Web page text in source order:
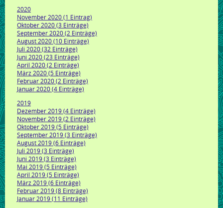
2020
November 2020 (1 Eintrag)
Oktober 2020 (3 Einträge)
September 2020 (2 Einträge)
August 2020 (10 Einträge)
Juli 2020 (32 Einträge)
Juni 2020 (23 Einträge)
April 2020 (2 Einträge)
März 2020 (5 Einträge)
Februar 2020 (2 Einträge)
Januar 2020 (4 Einträge)
2019
Dezember 2019 (4 Einträge)
November 2019 (2 Einträge)
Oktober 2019 (5 Einträge)
September 2019 (3 Einträge)
August 2019 (6 Einträge)
Juli 2019 (3 Einträge)
Juni 2019 (3 Einträge)
Mai 2019 (5 Einträge)
April 2019 (5 Einträge)
März 2019 (6 Einträge)
Februar 2019 (8 Einträge)
Januar 2019 (11 Einträge)